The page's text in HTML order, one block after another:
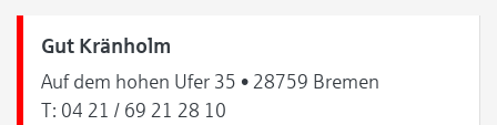
Gut Kränholm
Auf dem hohen Ufer 35 • 28759 Bremen
T: 04 21 / 69 21 28 10